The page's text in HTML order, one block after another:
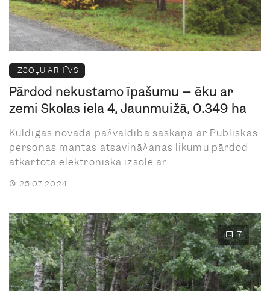
IZSOĻU ARHĪVS
Pārdod nekustamo īpašumu – ēku ar
zemi Skolas iela 4, Jaunmuižā, 0.349 ha
Kuldīgas novada pašvaldība saskaņā ar Publiskas
personas mantas atsavināšanas likumu pārdod
atkārtotā elektroniskā izsolē ar ...
25.07.2024
7